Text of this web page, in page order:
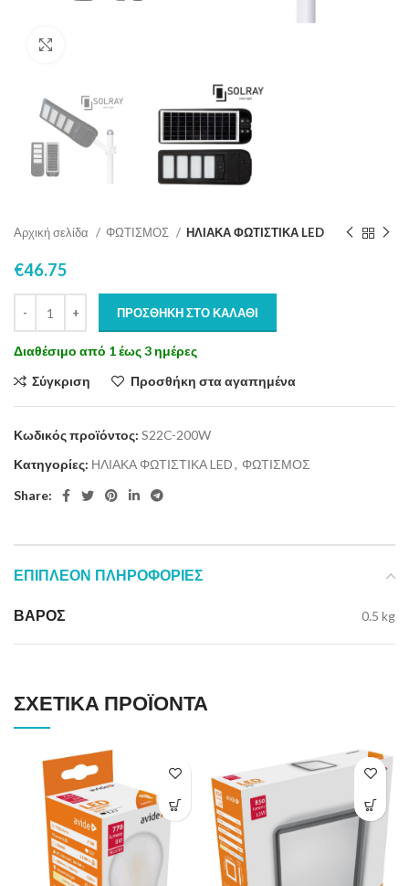
Αρχική σελίδα ΦΩΤΙΣΜΟΣ ΗΛΙΑΚΑ ΦΩΤΙΣΤΙΚΑ LED
€46.75
ΠΡΟΣΘΉΚΗ ΣΤΟ ΚΑΛΆΘΙ
Διαθέσιμο από 1 έως 3 ημέρες
Σύγκριση
Προσθήκη στα αγαπημένα
Κωδικός προϊόντος: S22C-200W
Κατηγορίες: ΗΛΙΑΚΑ ΦΩΤΙΣΤΙΚΑ LED, ΦΩΤΙΣΜΟΣ
Share:
ΕΠΙΠΛΈΟΝ ΠΛΗΡΟΦΟΡΊΕΣ
ΒΆΡΟΣ 0.5 kg
ΣΧΕΤΙΚΆ ΠΡΟΪΌΝΤΑ